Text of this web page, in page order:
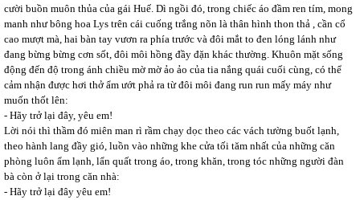
cười buồn muôn thủa của gái Huế. Dì ngồi đó, trong chiếc áo đầm ren tím, mong
manh như bông hoa Lys trên cái cuống trắng nõn là thân hình thon thả , cần cổ
cao mượt mà, hai bàn tay vươn ra phía trước và đôi mắt to đen lóng lánh như
đang bừng bừng cơn sốt, đôi môi hồng đầy đặn khác thường. Khuôn mặt sống
động đến độ trong ánh chiều mờ mờ ảo ảo của tia nắng quái cuối cùng, có thể
cảm nhận được hơi thở ẩm ướt phả ra từ đôi môi đang run run mấy máy như
muốn thốt lên:
- Hãy trở lại đây, yêu em!
Lời nói thì thầm đó miên man rì rầm chạy dọc theo các vách tường buốt lạnh,
theo hành lang đầy gió, luồn vào những khe cửa tối tăm nhất của những căn
phòng luôn ẩm lạnh, lẩn quất trong áo, trong khăn, trong tóc những người đàn
bà còn ở lại trong căn nhà:
- Hãy trở lại đây yêu em!